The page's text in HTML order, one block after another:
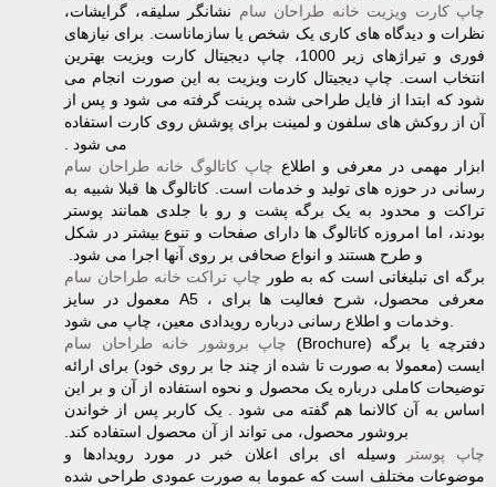
چاپ کارت ویزیت خانه طراحان سام نشانگر سلیقه، گرایشات،
نظرات و دیدگاه های کاری یک شخص یا سازماناست. برای ‏نیازهای
فوری و تیراژهای زیر 1000، چاپ دیجیتال کارت ویزیت بهترین
انتخاب است. چاپ دیجیتال کارت‏ ویزیت به این صورت انجام می
شود که ابتدا از فایل طراحی شده پرینت گرفته می شود و پس از
آن از ‏روکش های سلفون و لمینت برای پوشش روی کارت استفاده
می شود .‏
چاپ کاتالوگ خانه طراحان سام
رسانی در حوزه های تولید و خدمات است. کاتالوگ ها قبلا شبیه به
تراکت و محدود به یک برگه پشت و رو با جلدی همانند پوستر
بودند، اما امروزه کاتالوگ ها ‏دارای صفحات و تنوع بیشتر در شکل
و طرح هستند و انواع صحافی بر روی آنها اجرا می شود. ‏
چاپ تراکت خانه طراحان سام
معمول در سایز‎ A5 ‎‎، برای‎ ‎معرفی ‏محصول، شرح فعالیت ها
چاپ بروشور خانه طراحان سام ‎(Brochure) ‎دفترچه یا برگه
ایست (معمولا به صورت تا شده از چند جا بر روی خود) برای ‏ارائه
توضیحات کاملی درباره یک محصول و نحوه استفاده از آن و بر این
اساس به آن کالانما هم گفته می ‏شود . یک کاربر پس از خواندن
بروشور محصول، می تواند از آن محصول استفاده کند.‏
چاپ پوستر
‏ وسیله ای برای اعلان خبر در مورد رویدادها و
موضوعات مختلف است که عموما به ‏صورت عمودی طراحی شده